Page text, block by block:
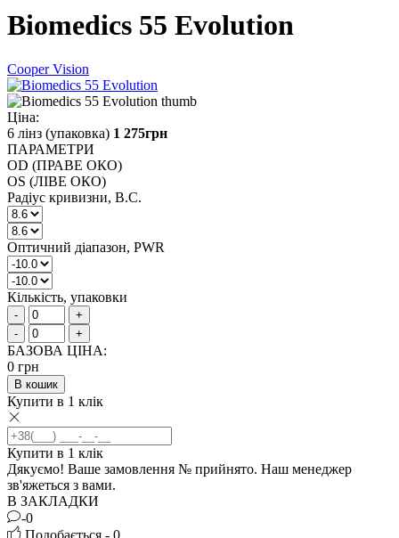
Biomedics 55 Evolution
Cooper Vision
Ціна:
6 лінз (упаковка) 1 275грн
ПАРАМЕТРИ
OD (ПРАВЕ ОКО)
OS (ЛІВЕ ОКО)
Радіус кривизни, B.C.
Оптичний діапазон, PWR
Кількість, упаковки
-
+
-
+
БАЗОВА ЦІНА:
0 грн
В кошик
Купити в 1 клік
Купити в 1 клік
Дякуємо! Ваше замовлення № прийнято. Наш менеджер
зв'яжеться з вами.
В ЗАКЛАДКИ
-0
Подобається - 0